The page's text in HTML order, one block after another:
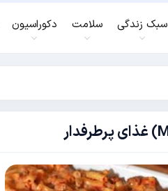
سبک زندگی سلامت دکوراسیون